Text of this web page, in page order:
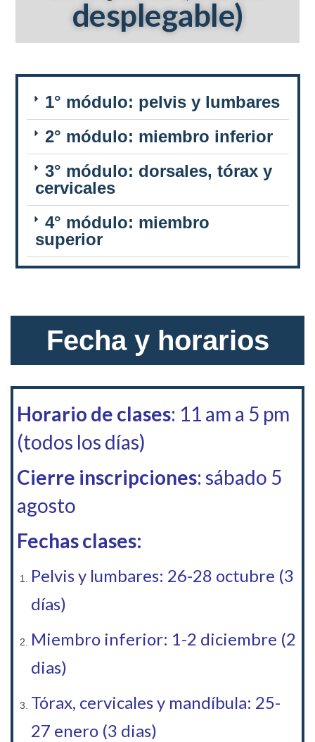
desplegable)
1° módulo: pelvis y lumbares
2° módulo: miembro inferior
3° módulo: dorsales, tórax y
cervicales
4° módulo: miembro
superior
Fecha y horarios
Horario de clases: 11 am a 5 pm
(todos los días)
Cierre inscripciones: sábado 5
agosto
Fechas clases:
Pelvis y lumbares: 26-28 octubre (3
días)
Miembro inferior: 1-2 diciembre (2
dias)
Tórax, cervicales y mandíbula: 25-
27 enero (3 dias)